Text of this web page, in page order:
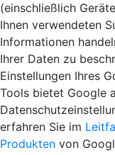
(einschließlich
Ihnen verwendeten
Informationen
Ihrer Daten zu
Einstellungen Ihres
Tools bietet Google
erfahren Sie im
Produkten von